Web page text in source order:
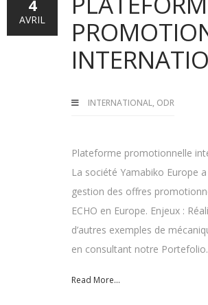
INTERNATIONAL, ODR
Plateforme promotionnelle
La société Yamabiko Europe
gestion des offres
ECHO en Europe. Enjeux :
d’autres exemples de
en consultant notre Portefolio.
Read More...
4
AVRIL